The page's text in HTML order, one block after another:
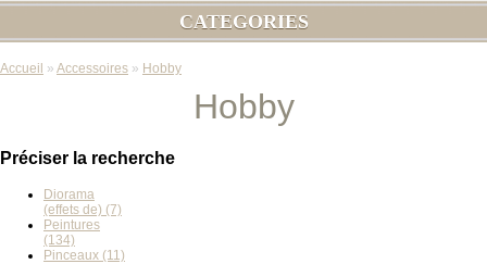
CATEGORIES
Accueil » Accessoires » Hobby
Hobby
Préciser la recherche
Diorama
(effets de) (7)
Peintures
(134)
Pinceaux (11)